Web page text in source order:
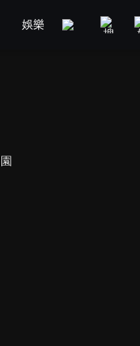
娛樂 美食旅遊